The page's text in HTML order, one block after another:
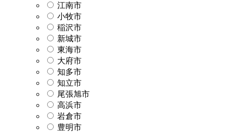
江南市
小牧市
稲沢市
新城市
東海市
大府市
知多市
知立市
尾張旭市
高浜市
岩倉市
豊明市